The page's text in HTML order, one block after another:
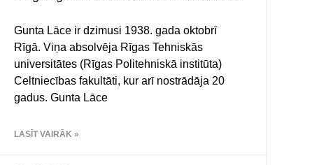
Gunta Lāce ir dzimusi 1938. gada oktobrī
Rīgā. Viņa absolvēja Rīgas Tehniskās
universitātes (Rīgas Politehniskā institūta)
Celtniecības fakultāti, kur arī nostrādāja 20
gadus. Gunta Lāce
LASĪT VAIRĀK »